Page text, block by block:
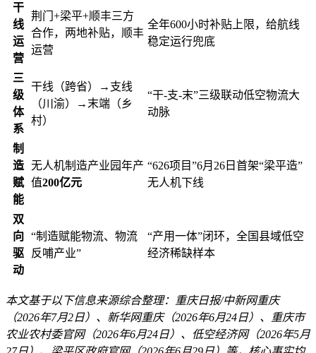
干
线
运
营
荆门+梁平+顺丰三方
合作，两地补贴，顺丰
运营
全年600小时补贴上限，给航线
稳定运行兜底
三
级
体
系
干线（跨省）→支线
（川渝）→末端（乡
村）
“干-支-末”三级联动低空物流大
动脉
制
造
赋
能
无人机制造产业园年产
值200亿元
“626项目”6月26日首架“梁平造”
无人机下线
双
向
驱
动
“制造赋能物流、物流
反哺产业”
“产用一体”闭环，全国县域低空
经济稀缺样本
本文基于以下信息来源综合整理：重庆日报/中新网重庆
（2026年7月2日）、新华网重庆（2026年6月24日）、重庆市
农业农村委官网（2026年6月24日）、低空经济网（2026年5月